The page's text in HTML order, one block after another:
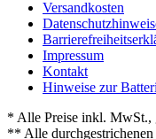
Versandkosten
Impressum
Kontakt
Hinweise zur
* Alle Preise inkl. MwSt.,
** Alle durchgestrichenen